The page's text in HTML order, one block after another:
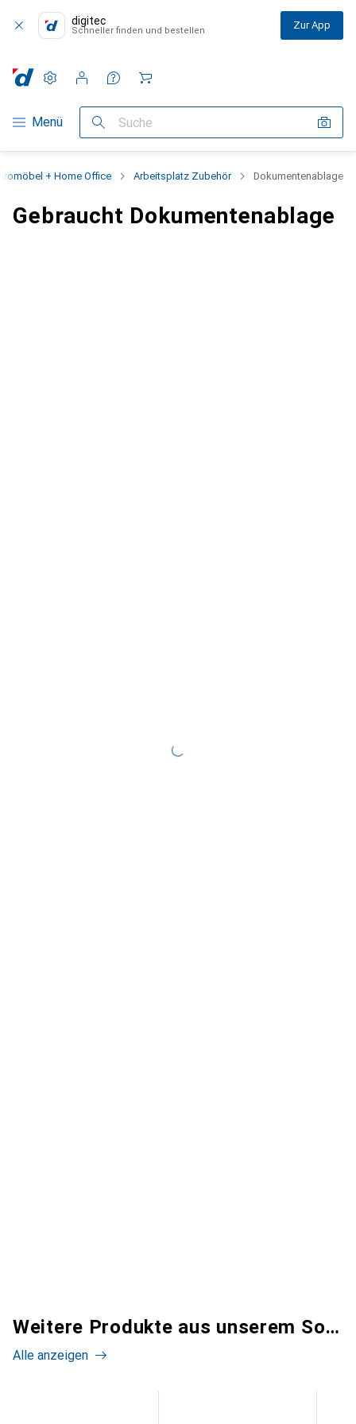
digitec
Schneller finden und bestellen Zur App
Navigation nach Kategorien
Menü Suche
Einstellungen
Kundenkonto
Vergleichslisten
Merklisten
Warenkorb
+ Home Office Arbeitsplatz Zubehör Dokumentenablage
Gebraucht Dokumentenablage
Weitere Produkte aus unserem Sortiment
Alle anzeigen